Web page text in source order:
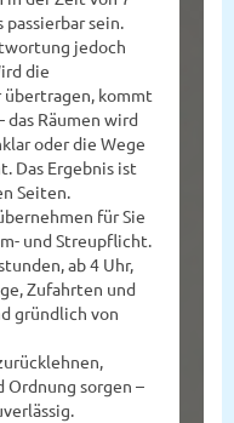
sein.
jedoch
die
kommt
Räumen wird
oder die Wege
Das Ergebnis ist
Seiten.
für Sie
und Streupflicht.
ab 4 Uhr,
Zufahrten und
gründlich von
sorgen –